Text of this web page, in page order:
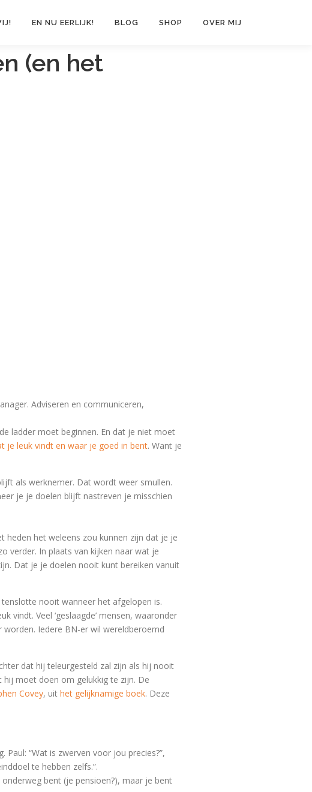
EN NU EERLIJK! BLOG SHOP OVER MIJ
(en het
Adviseren en communiceren,
ladder moet beginnen. En dat je niet moet
je leuk vindt en waar je goed in bent. Want je
als werknemer. Dat wordt weer smullen.
je je doelen blijft nastreven je misschien
heden het weleens zou kunnen zijn dat je je
verder. In plaats van kijken naar wat je
Dat je je doelen nooit kunt bereiken vanuit
nooit wanneer het afgelopen is.
vindt. Veel ‘geslaagde’ mensen, waaronder
Iedere BN-er wil wereldberoemd
dat hij teleurgesteld zal zijn als hij nooit
hij moet doen om gelukkig te zijn. De
Covey, uit het gelijknamige boek. Deze
Paul: “Wat is zwerven voor jou precies?”,
te hebben zelfs.”.
bent (je pensioen?), maar je bent